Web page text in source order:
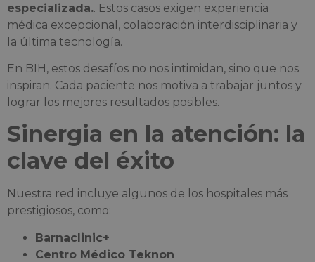
especializada.. Estos casos exigen experiencia
médica excepcional, colaboración interdisciplinaria y
la última tecnología.
En BIH, estos desafíos no nos intimidan, sino que nos
inspiran. Cada paciente nos motiva a trabajar juntos y
lograr los mejores resultados posibles.
Sinergia en la atención: la
clave del éxito
Nuestra red incluye algunos de los hospitales más
prestigiosos, como:
Barnaclinic+
Centro Médico Teknon